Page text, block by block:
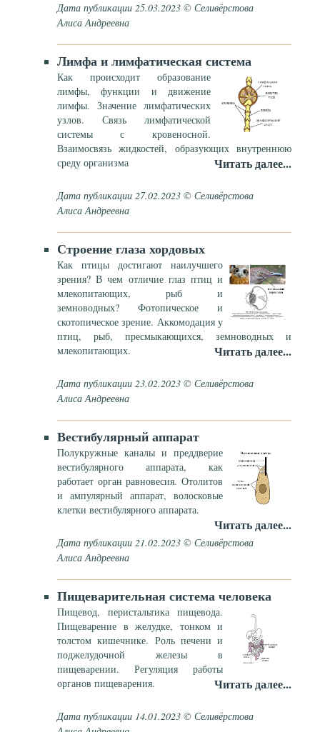
Дата публикации 25.03.2023 © Селивёрстова
Алиса Андреевна
Лимфа и лимфатическая система
Как происходит образование
лимфы, функции и движение
лимфы. Значение лимфатических
узлов. Связь лимфатической
системы с кровеносной.
Взаимосвязь жидкостей, образующих внутреннюю
среду организма
Читать далее...
Дата публикации 27.02.2023 © Селивёрстова
Алиса Андреевна
Строение глаза хордовых
Как птицы достигают наилучшего
зрения? В чем отличие глаз птиц и
млекопитающих, рыб и
земноводных? Фотопическое и
скотопическое зрение. Аккомодация у
птиц, рыб, пресмыкающихся, земноводных и
млекопитающих.
Читать далее...
Дата публикации 23.02.2023 © Селивёрстова
Алиса Андреевна
Вестибулярный аппарат
Полукружные каналы и преддверие
вестибулярного аппарата, как
работает орган равновесия. Отолитов
и ампулярный аппарат, волосковые
клетки вестибулярного аппарата.
Читать далее...
Дата публикации 21.02.2023 © Селивёрстова
Алиса Андреевна
Пищеварительная система человека
Пищевод, перистальтика пищевода.
Пищеварение в желудке, тонком и
толстом кишечнике. Роль печени и
поджелудочной железы в
пищеварении. Регуляция работы
органов пищеварения.
Читать далее...
Дата публикации 14.01.2023 © Селивёрстова